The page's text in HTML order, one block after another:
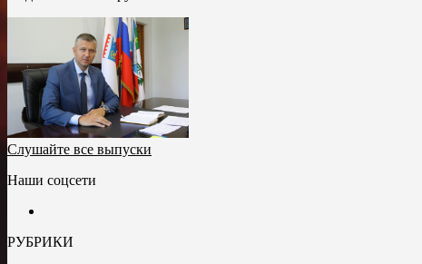
Слушайте все выпуски
Наши соцсети
РУБРИКИ